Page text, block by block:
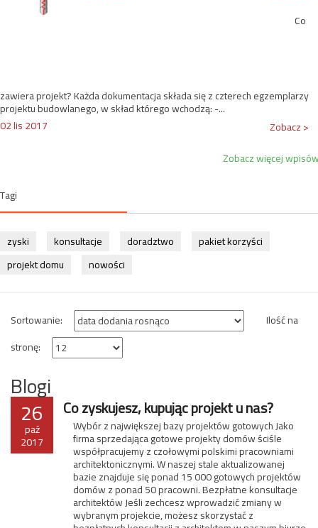
Co
zawiera projekt? Każda dokumentacja składa się z czterech egzemplarzy
projektu budowlanego, w skład którego wchodzą: -...
02 lis 2017
Zobacz >
Zobacz więcej
Tagi
zyski konsultacje doradztwo
pakiet korzyści
projekt domu
nowości
Sortowanie:
Ilość na
stronę:
Blogi
26
paź
2017
Co zyskujesz, kupując projekt u nas?
Wybór z największej bazy projektów gotowych Jako
firma sprzedająca gotowe projekty domów ściśle
współpracujemy z czołowymi polskimi pracowniami
architektonicznymi. W naszej stale aktualizowanej
bazie znajduje się ponad 15 000 gotowych projektów
domów z ponad 50 pracowni. Bezpłatne konsultacje
architektów Jeśli zechcesz wprowadzić zmiany w
wybranym projekcie, możesz skorzystać z